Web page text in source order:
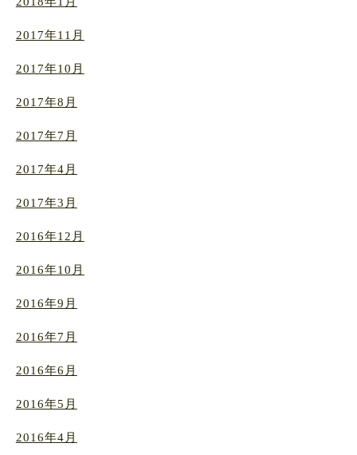
2017年11月
2017年10月
2017年8月
2017年7月
2017年4月
2017年3月
2016年12月
2016年10月
2016年9月
2016年7月
2016年6月
2016年5月
2016年4月